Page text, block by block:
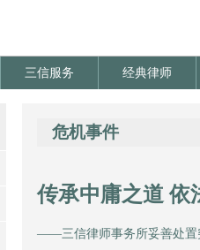
三信服务 经典律师
危机事件
传承中庸之道 依
——三信律师事务所妥善处置